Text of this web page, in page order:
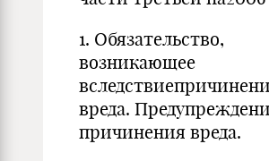
1. Обязательство,
возникающее
вреда.
причинения вреда.